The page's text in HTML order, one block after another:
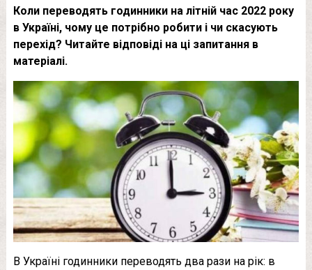
Коли переводять годинники на літній час 2022 року
в Україні, чому це потрібно робити і чи скасують
перехід? Читайте відповіді на ці запитання в
матеріалі.
В Україні годинники переводять два рази на рік: в